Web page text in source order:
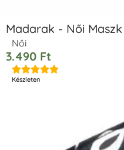
Madarak - Női Maszk
Női
3.490 Ft

Készleten